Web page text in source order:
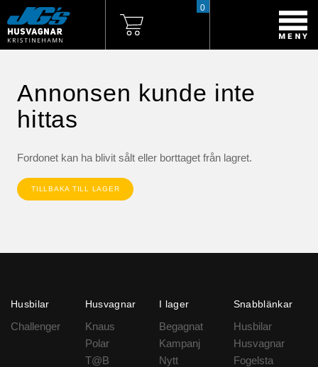
0
Annonsen kunde inte
hittas
Fordonet kan ha blivit sålt eller borttaget från lagret.
TILLBAKA TILL LAGER
Husbilar
Challenger
Husvagnar
Knaus
Polar
T@B
I lager
Begagnat
Kampanj
Nytt
Snabblänkar
Husbilar
Husvagnar
Fogelsta